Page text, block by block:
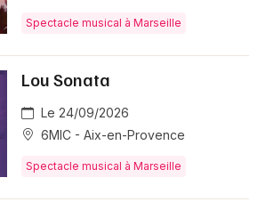
Spectacle musical à Marseille
Lou Sonata
Le 24/09/2026
6MIC - Aix-en-Provence
Spectacle musical à Marseille